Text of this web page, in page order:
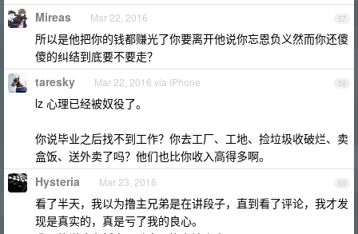
57
Mireas Mar 22, 2016
所以是他把你的钱都赚光了你要离开他说你忘恩负义然而你还傻
傻的纠结到底要不要走？
58
taresky Mar 22, 2016 via iPhone
lz 心理已经被奴役了。
你说毕业之后找不到工作？你去工厂、工地、捡垃圾收破烂、卖
盒饭、送外卖了吗？他们也比你收入高得多啊。
59
Hysteria Mar 23, 2016
看了半天，我以为撸主兄弟是在讲段子，直到看了评论，我才发
现是真实的，真是亏了我的良心。